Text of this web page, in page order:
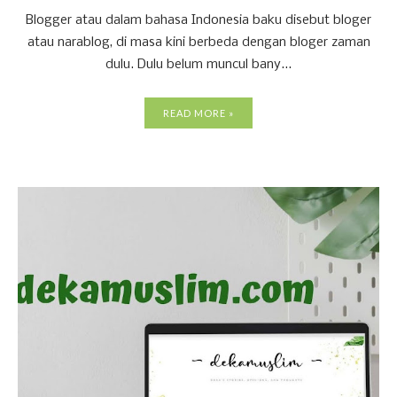
Blogger atau dalam bahasa Indonesia baku disebut bloger
atau narablog, di masa kini berbeda dengan bloger zaman
dulu. Dulu belum muncul bany...
READ MORE »